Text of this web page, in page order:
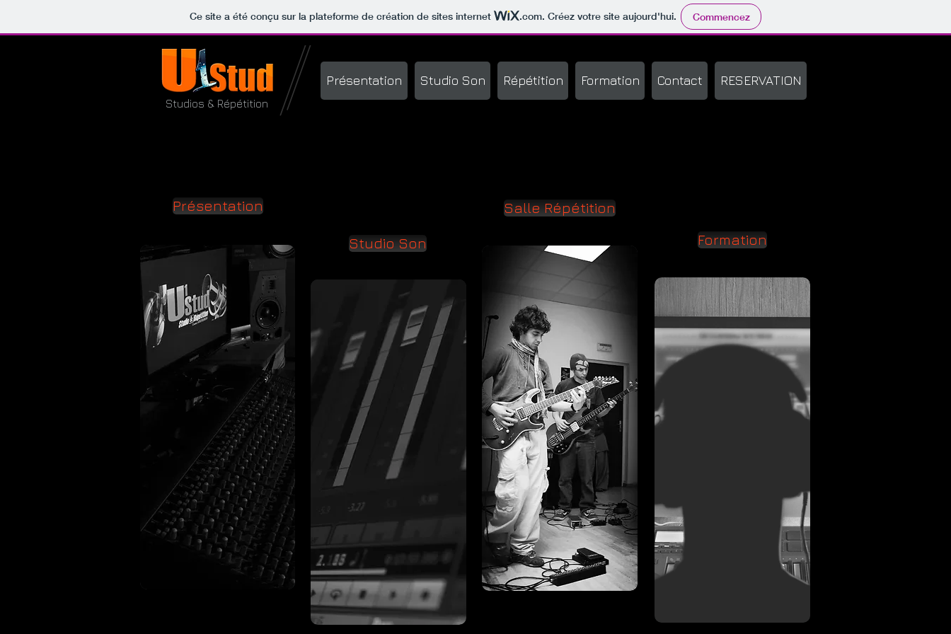
Ce site a été conçu sur la plateforme de création de sites internet .com. Créez votre site aujourd'hui. Commencez
Présentation Studio Son Répétition Formation Contact RESERVATION
Studios & Répétition
Présentation Salle Répétition
Studio Son Formation